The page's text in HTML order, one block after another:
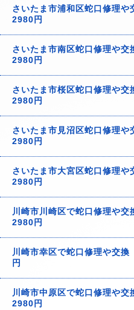
さいたま市浦和区蛇口修理
2980円
さいたま市南区蛇口修理や
2980円
さいたま市桜区蛇口修理や
2980円
さいたま市見沼区蛇口修理
2980円
さいたま市大宮区蛇口修理
2980円
川崎市川崎区で蛇口修理や
2980円
川崎市幸区で蛇口修理や交
円
川崎市中原区で蛇口修理や
2980円